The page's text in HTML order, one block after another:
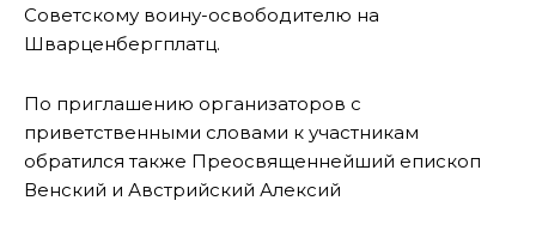
Советскому воину-освободителю на
Шварценбергплатц.
По приглашению организаторов с
приветственными словами к участникам
обратился также Преосвященнейший епископ
Венский и Австрийский Алексий